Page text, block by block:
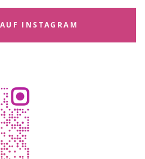
INSTAGRAM